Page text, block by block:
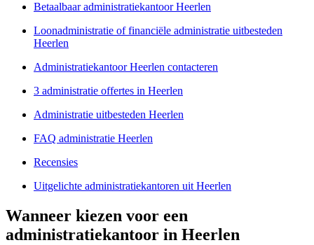
Betaalbaar administratiekantoor Heerlen
Loonadministratie of financiële administratie uitbesteden
Heerlen
Administratiekantoor Heerlen contacteren
3 administratie offertes in Heerlen
Administratie uitbesteden Heerlen
FAQ administratie Heerlen
Recensies
Uitgelichte administratiekantoren uit Heerlen
Wanneer kiezen voor een
administratiekantoor in Heerlen